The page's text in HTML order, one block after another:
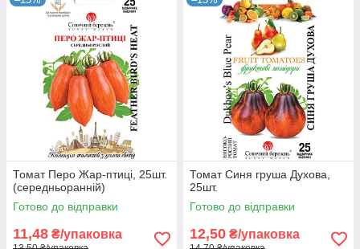
Томат Перо Жар-птиці, 25шт.
(середньоранній)
Готово до відправки
11,48 ₴/упаковка
Томат Синя груша Духова,
25шт.
Готово до відправки
12,50 ₴/упаковка